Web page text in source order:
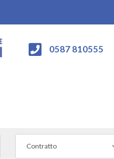
0587 810555
Contratto